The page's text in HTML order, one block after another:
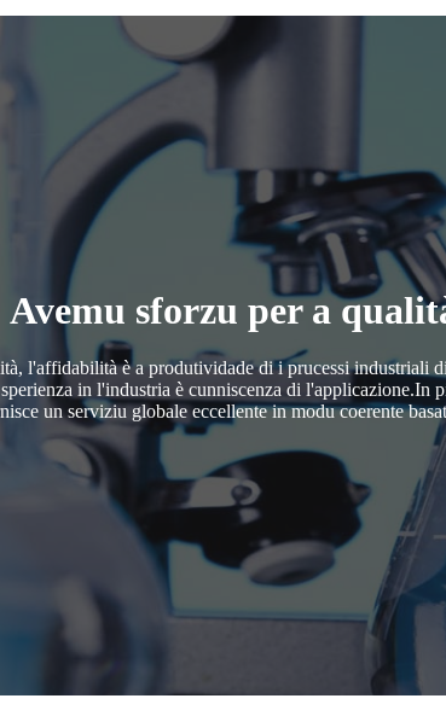
Avemu sforzu per a
l'affidabilità è a produtividade di i prucessi industriali
in l'industria è cunniscenza di
un serviziu globale eccellente in modu coerente